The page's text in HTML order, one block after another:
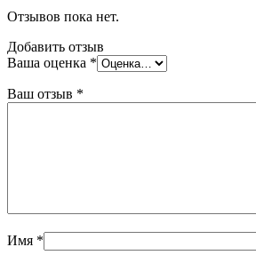
Отзывов пока нет.
Добавить отзыв
Ваша оценка *
Ваш отзыв *
Имя *